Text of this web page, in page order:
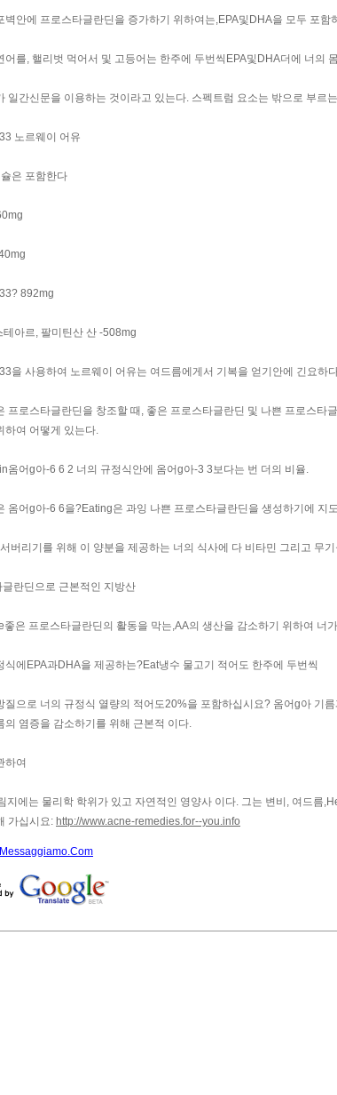
벽안에 프로스타글란딘을 증가하기 위하여는,EPA및DHA을 모두 포
어를, 핼리벗 먹어서 및 고등어는 한주에 두번씩EPA및DHA더에 너의
일간신문을 이용하는 것이라고 있는다. 스펙트럼 요소는 밖으로 부르
노르웨이 어유
은 포함한다
892mg
테아르, 팔미틴산 산 -508mg
을 사용하여 노르웨이 어유는 여드름에게서 기복을 얻기안에 긴요하
프로스타글란딘을 창조할 때, 좋은 프로스타글란딘 및 나쁜 프로스타
하여 어떻게 있는다.
옴어g아-6 6 2 너의 규정식안에 옴어g아-3 3보다는 번 더의 비율.
옴어g아-6 6을?Eating은 과잉 나쁜 프로스타글란딘을 생성하기에 지
버리기를 위해 이 양분을 제공하는 너의 식사에 다 비타민 그리고 무기
글란딘으로 근본적인 지방산
은 프로스타글란딘의 활동을 막는,AA의 생산을 감소하기 위하여 너
식에EPA과DHA을 제공하는?Eat냉수 물고기 적어도 한주에 두번씩
질으로 너의 규정식 열량의 적어도20%을 포함하십시요? 옴어g아 기
의 염증을 감소하기를 위해 근본적 이다.
하여
지에는 물리학 학위가 있고 자연적인 영양사 이다. 그는 변비, 여드름
가십시요: http://www.acne-remedies.for--you.info
Messaggiamo.Com